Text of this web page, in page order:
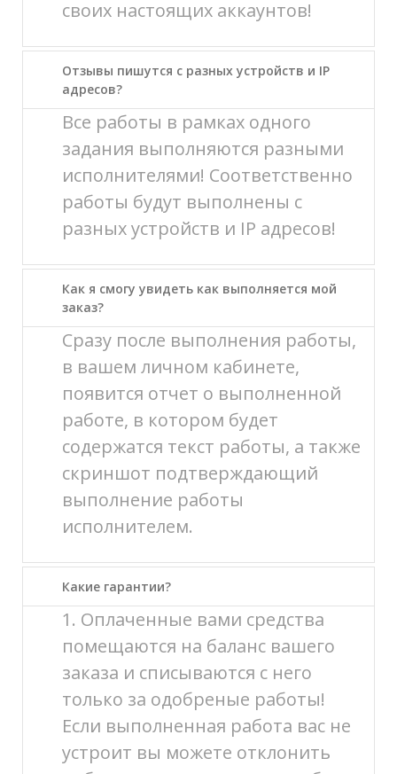
своих настоящих аккаунтов!
Отзывы пишутся с разных устройств и IP
адресов?
Все работы в рамках одного
задания выполняются разными
исполнителями! Соответственно
работы будут выполнены с
разных устройств и IP адресов!
Как я смогу увидеть как выполняется мой
заказ?
Сразу после выполнения работы,
в вашем личном кабинете,
появится отчет о выполненной
работе, в котором будет
содержатся текст работы, а также
скриншот подтверждающий
выполнение работы
исполнителем.
Какие гарантии?
1. Оплаченные вами средства
помещаются на баланс вашего
заказа и списываются с него
только за одобреные работы!
Если выполненная работа вас не
устроит вы можете отклонить